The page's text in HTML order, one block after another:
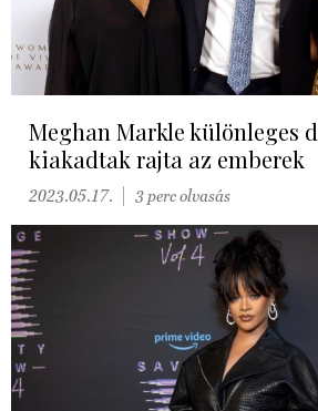
Meghan Markle különleges
kiakadtak rajta az emberek
2023.05.17. 3 perc olvasás